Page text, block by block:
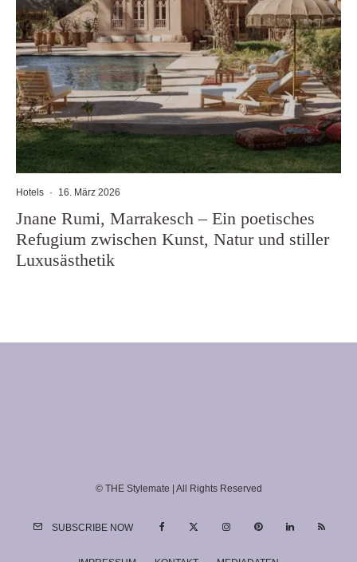
Hotels · 16. März 2026
Jnane Rumi, Marrakesch – Ein poetisches
Refugium zwischen Kunst, Natur und stiller
Luxusästhetik
© THE Stylemate | All Rights Reserved
SUBSCRIBE NOW